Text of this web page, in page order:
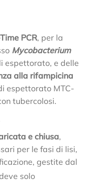
PCR, per la
Mycobacterium
espettorato, e delle
alla rifampicina
espettorato MTC-
tubercolosi.
e chiusa,
per le fasi di lisi,
gestite dal
solo